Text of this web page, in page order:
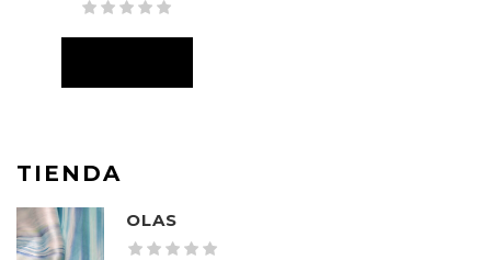
TIENDA
OLAS